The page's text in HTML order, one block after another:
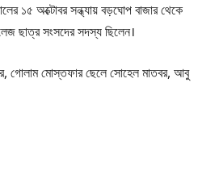
১৫ অক্টোবর সন্ধ্যায় বড়ঘোপ বাজার থেকে
ছাত্র সংসদের সদস্য ছিলেন।
গোলাম মোস্তফার ছেলে সোহেল মাতবর, আবু